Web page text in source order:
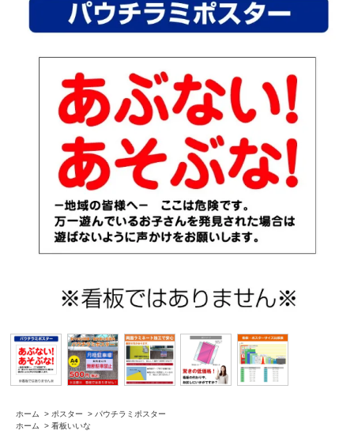
ホーム > ポスター > パウチラミポスター
ホーム
> 看板いいな